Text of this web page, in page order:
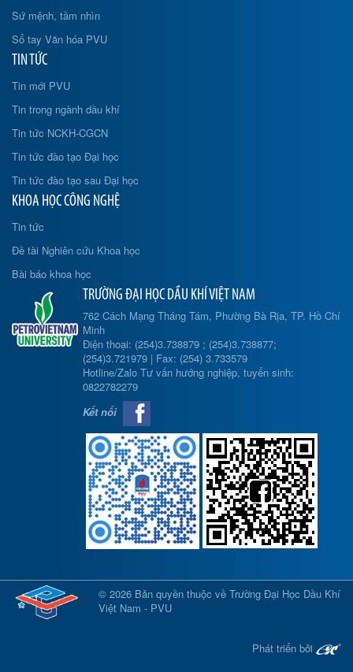
Sứ mệnh, tầm nhìn
Sổ tay Văn hóa PVU
TIN TỨC
Tin mới PVU
Tin trong ngành dầu khí
Tin tức NCKH-CGCN
Tin tức đào tạo Đại học
Tin tức đào tạo sau Đại học
KHOA HỌC CÔNG NGHỆ
Tin tức
Đề tài Nghiên cứu Khoa học
Bài báo khoa học
TRƯỜNG ĐẠI HỌC DẦU KHÍ VIỆT NAM
762 Cách Mạng Tháng Tám, Phường Bà Rịa, TP. Hồ Chí
Minh
Điện thoại: (254)3.738879 ; (254)3.738877;
(254)3.721979 | Fax: (254) 3.733579
Hotline/Zalo Tư vấn hướng nghiệp, tuyển sinh:
0822782279
Kết nối
© 2026 Bản quyền thuộc về Trường Đại Học Dầu Khí
Việt Nam - PVU
Phát triển bởi